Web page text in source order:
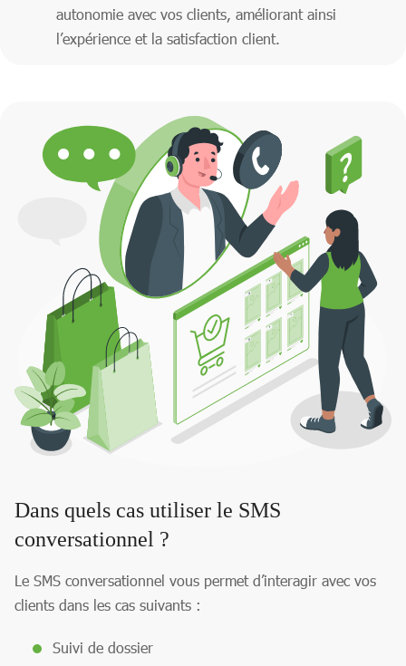
autonomie avec vos clients, améliorant ainsi
l’expérience et la satisfaction client.
Dans quels cas utiliser le SMS
conversationnel ?
Le SMS conversationnel vous permet d’interagir avec vos
clients dans les cas suivants :
Suivi de dossier